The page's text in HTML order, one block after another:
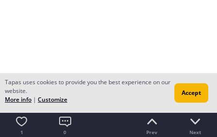
1 0 Prev Next
Tapas uses cookies to provide you the best experience on our
website.
More info | Customize
Accept